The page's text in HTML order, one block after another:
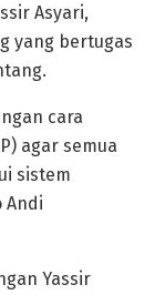
Asyari,
yang bertugas
cara
agar semua
sistem
Andi
Yassir